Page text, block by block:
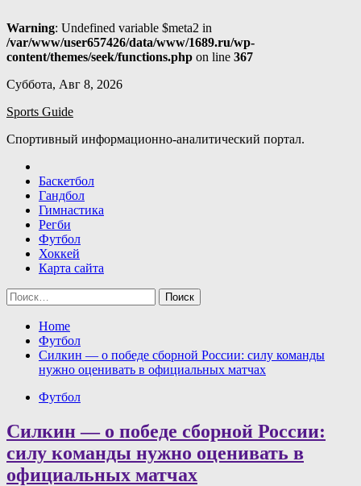
Warning: Undefined variable $meta2 in
/var/www/user657426/data/www/1689.ru/wp-
content/themes/seek/functions.php on line 367
Skip
content
Суббота, Авг 8, 2026
Sports Guide
Спортивный информационно-аналитический портал.
Баскетбол
Гандбол
Гимнастика
Регби
Футбол
Хоккей
Карта сайта
Найти:
Home
Футбол
Силкин — о победе сборной России: силу команды
нужно оценивать в официальных матчах
Футбол
Силкин — о победе сборной России:
силу команды нужно оценивать в
официальных матчах